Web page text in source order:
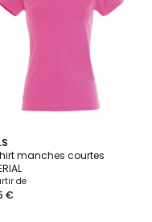
manches courtes
de
€